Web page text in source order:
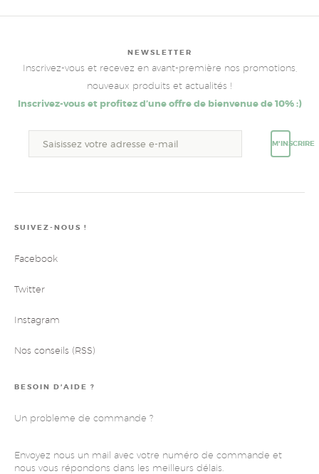
NEWSLETTER
Inscrivez-vous et recevez en avant-première nos promotions,
nouveaux produits et actualités !
Inscrivez-vous et profitez d’une offre de bienvenue de 10% :)
M'INSCRIRE
SUIVEZ-NOUS !
Facebook
Twitter
Instagram
Nos conseils (RSS)
BESOIN D’AIDE ?
Un probleme de commande ?
Envoyez nous un mail avec votre numéro de commande et
nous vous répondons dans les meilleurs délais.